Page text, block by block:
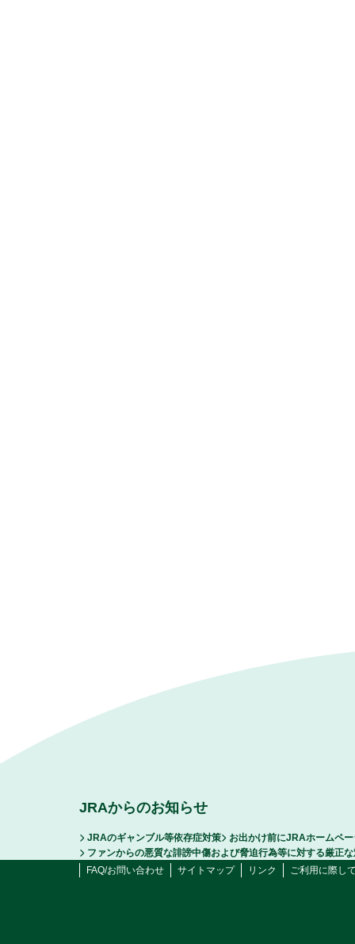
JRAからのお知らせ
JRAのギャンブル等依存症対策
お出かけ前にJRAホームペ
ファンからの悪質な誹謗中傷および脅迫行為等に対する厳正
FAQ/お問い合わせ
サイトマップ リンク ご利用に際し